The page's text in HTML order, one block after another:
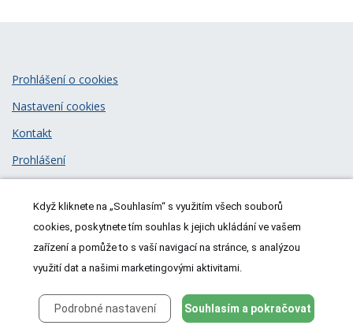
© 2026MeDitorial| ISSN 1805-3408
Prohlášení o cookies
Nastavení cookies
Kontakt
Prohlášení
Když kliknete na „Souhlasím“ s využitím všech souborů
cookies, poskytnete tím souhlas k jejich ukládání ve vašem
zařízení a pomůže to s vaší navigací na stránce, s analýzou
využití dat a našimi marketingovými aktivitami.
Podrobné nastavení Souhlasím a pokračovat